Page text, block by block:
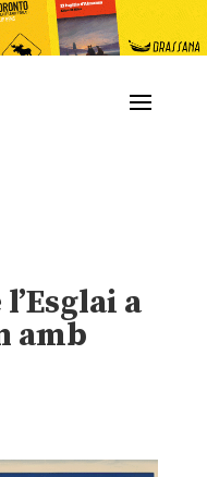
a
amb